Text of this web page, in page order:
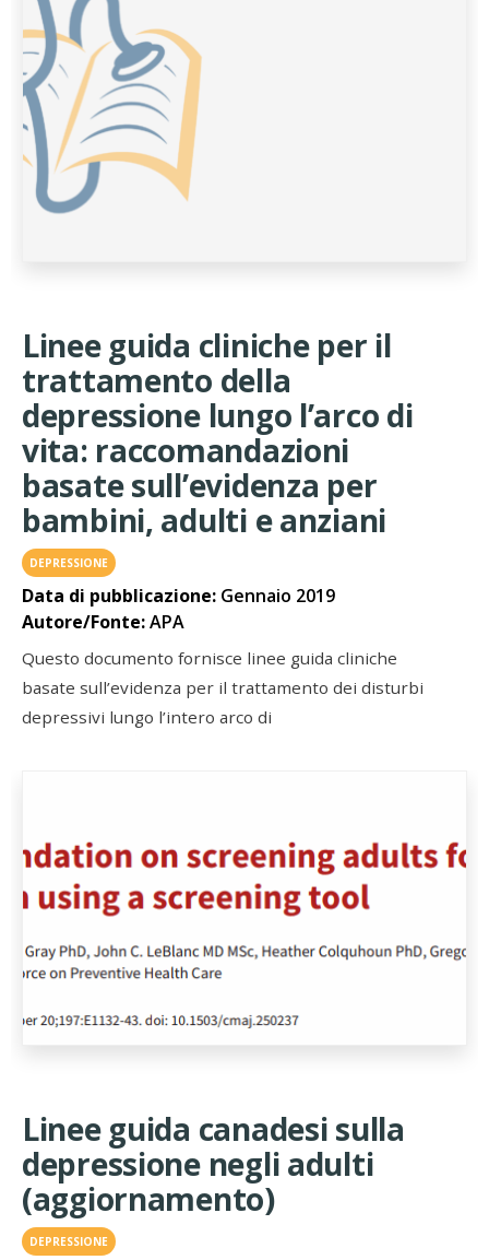
Linee guida cliniche per il
trattamento della
depressione lungo l’arco di
vita: raccomandazioni
basate sull’evidenza per
bambini, adulti e anziani
DEPRESSIONE
Data di pubblicazione: Gennaio 2019
Autore/Fonte:APA
Questo documento fornisce linee guida cliniche
basate sull’evidenza per il trattamento dei disturbi
depressivi lungo l’intero arco di
Linee guida canadesi sulla
depressione negli adulti
(aggiornamento)
DEPRESSIONE